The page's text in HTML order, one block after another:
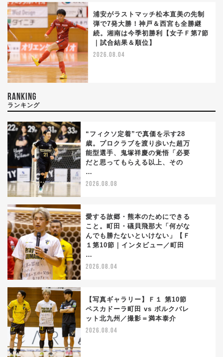
浦安がラストマッチ松本直美の先制
弾で7発大勝！神戸＆西宮も全勝継
続。湘南は今季初勝利【女子Ｆ第7節
｜試合結果＆順位】
2026.08.04
RANKING
ランキング
“フィクソ定着”で真価を示す28
歳。プロクラブを渡り歩いた超万
能型選手、鬼塚祥慶の覚悟「必要
だと思ってもらえる以上、その
…
2026.08.08
愛する故郷・熊本のためにできる
こと。町田・礒貝飛那大「何がな
んでも勝たないといけない」【Ｆ
１第10節｜インタビュー／町田
…
2026.08.04
【写真ギャラリー】Ｆ１ 第10節
ペスカドーラ町田 vs ボルクバレ
ット北九州／撮影＝満本泰介
2026.08.04